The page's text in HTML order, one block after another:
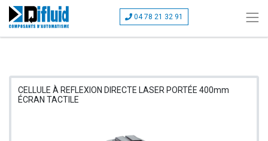
04 78 21 32 91
CELLULE À REFLEXION DIRECTE LASER PORTÉE 400mm
ÉCRAN TACTILE